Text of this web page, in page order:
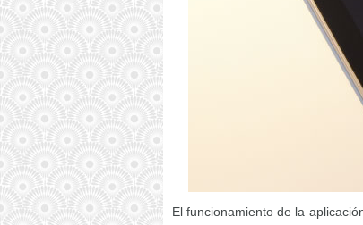
El funcionamiento de la